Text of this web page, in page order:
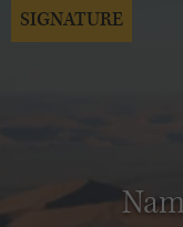
SIGNATURE